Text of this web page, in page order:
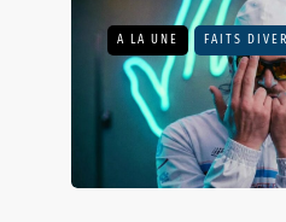
A LA UNE FAITS